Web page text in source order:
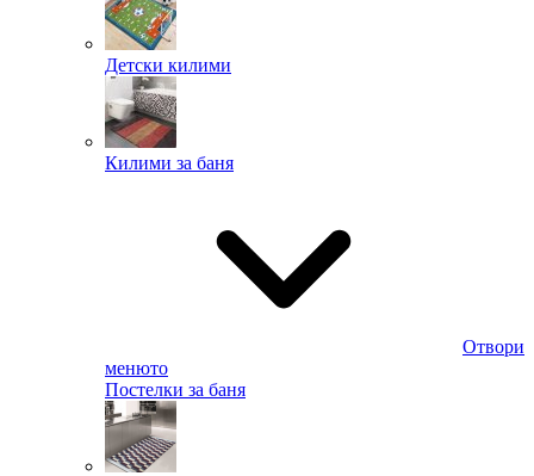
Детски килими
Килими за баня
Отвори
менюто
Постелки за баня